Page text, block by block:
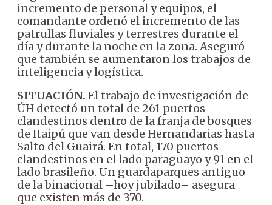
incremento de personal y equipos, el
comandante ordenó el incremento de las
patrullas fluviales y terrestres durante el
día y durante la noche en la zona. Aseguró
que también se aumentaron los trabajos de
inteligencia y logística.
SITUACIÓN. El trabajo de investigación de
ÚH detectó un total de 261 puertos
clandestinos dentro de la franja de bosques
de Itaipú que van desde Hernandarias hasta
Salto del Guairá. En total, 170 puertos
clandestinos en el lado paraguayo y 91 en el
lado brasileño. Un guardaparques antiguo
de la binacional –hoy jubilado– asegura
que existen más de 370.